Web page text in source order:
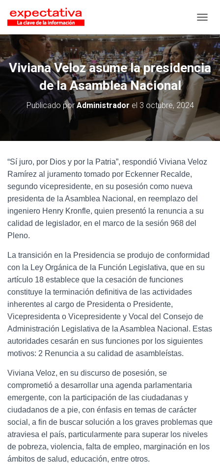
Viviana Veloz asume la presidencia
de la Asamblea Nacional
Publicado porAdministrador el 3 octubre, 2024
“Sí juro, por Dios y por la Patria”, respondió Viviana Veloz
Ramírez al juramento tomado por Eckenner Recalde,
segundo vicepresidente, en su posesión como nueva
presidenta de la Asamblea Nacional, en reemplazo del
ingeniero Henry Kronfle, quien presentó la renuncia a su
calidad de legislador, en el marco de la sesión 968 del
Pleno.
La transición en la Presidencia se produjo de conformidad
con la Ley Orgánica de la Función Legislativa, que en su
artículo 18 establece que la cesación de funciones
constituye la terminación definitiva de las actividades
inherentes al cargo de Presidenta o Presidente,
Vicepresidenta o Vicepresidente y Vocal del Consejo de
Administración Legislativa de la Asamblea Nacional. Estas
autoridades cesarán en sus funciones por los siguientes
motivos: 2 Renuncia a su calidad de asambleístas.
Viviana Veloz, en su discurso de posesión, se
comprometió a desarrollar una agenda parlamentaria
emergente, con la participación de las ciudadanas y
ciudadanos de a pie, con énfasis en temas de carácter
social, a fin de buscar solución a los graves problemas que
atraviesa el país, particularmente para superar los niveles
de pobreza, violencia, falta de empleo, marginación en los
ámbitos de salud, educación, entre otros.